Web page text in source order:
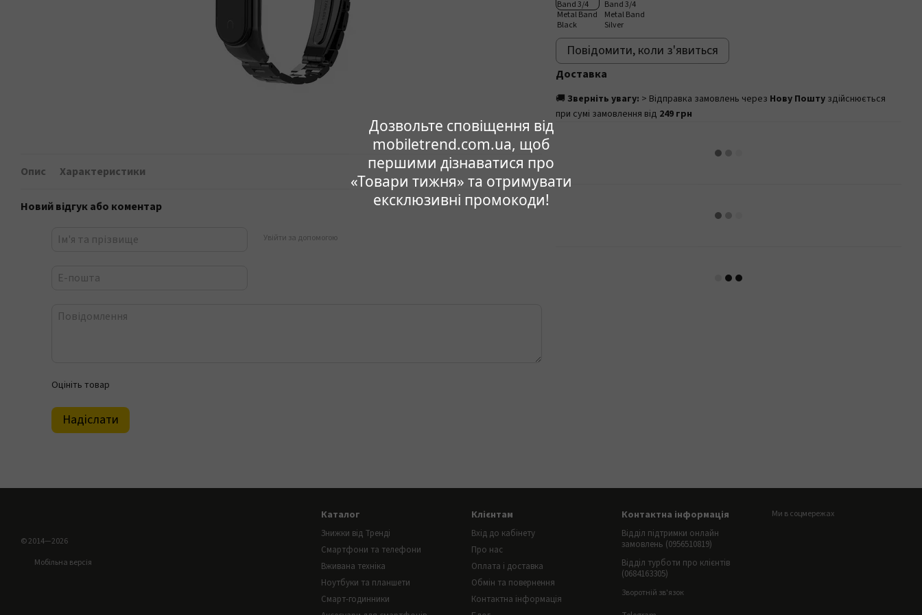
Дозвольте сповіщення від
mobiletrend.com.ua, щоб
першими дізнаватися про
«Товари тижня» та отримувати
ексклюзивні промокоди!
Опис Характеристики
Новий відгук або коментар
Увійти за допомогою
Оцініть товар
Надіслати
Повідомити, коли з'явиться
Доставка
🚚 Зверніть увагу: > Відправка замовлень через Нову Пошту здійснюється
при сумі замовлення від 249 грн
© 2014—2026
Мобільна версія
Каталог
Знижки від Тренді
Смартфони та телефони
Вживана техніка
Ноутбуки та планшети
Смарт-годинники
Клієнтам
Вхід до кабінету
Про нас
Оплата і доставка
Обмін та повернення
Контактна інформація
Контактна інформація
Відділ підтримки онлайн
замовлень (0956510819)
Відділ турботи про клієнтів
(0684163305)
Зворотній зв'язок
Ми в соцмережах